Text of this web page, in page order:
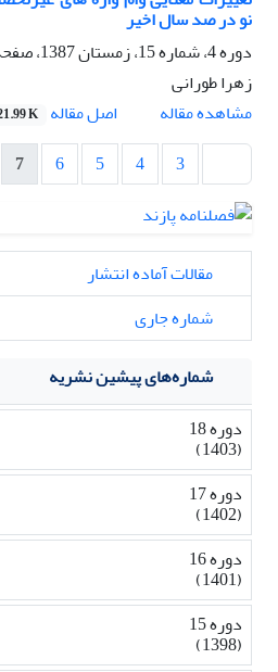
نو در صد سال اخیر
دوره 4، شماره 15، زمستان 1387، صفحه
زهرا طورانی
مشاهده مقاله
اصل مقاله K
3
4
5
6
7
مقالات آماده انتشار
شماره جاری
شماره‌های پیشین نشریه
دوره 18
(1403)
دوره 17
(1402)
دوره 16
(1401)
دوره 15
(1398)